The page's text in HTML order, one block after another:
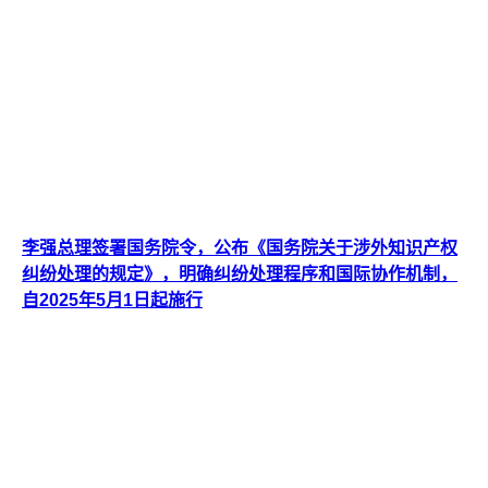
李强总理签署国务院令，公布《国务院关于涉外知识产权
纠纷处理的规定》，明确纠纷处理程序和国际协作机制，
自2025年5月1日起施行